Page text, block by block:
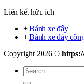
Liên kết hữu ích
+ Bánh xe đẩy
+ Bánh xe đẩy
Copyright 2026 ©